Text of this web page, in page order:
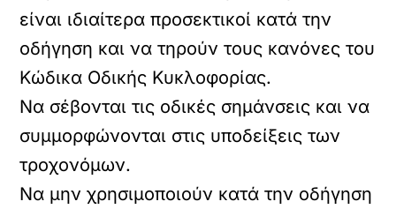
είναι ιδιαίτερα προσεκτικοί κατά την
οδήγηση και να τηρούν τους κανόνες του
Κώδικα Οδικής Κυκλοφορίας.
Να σέβονται τις οδικές σημάνσεις και να
συμμορφώνονται στις υποδείξεις των
τροχονόμων.
Να μην χρησιμοποιούν κατά την οδήγηση